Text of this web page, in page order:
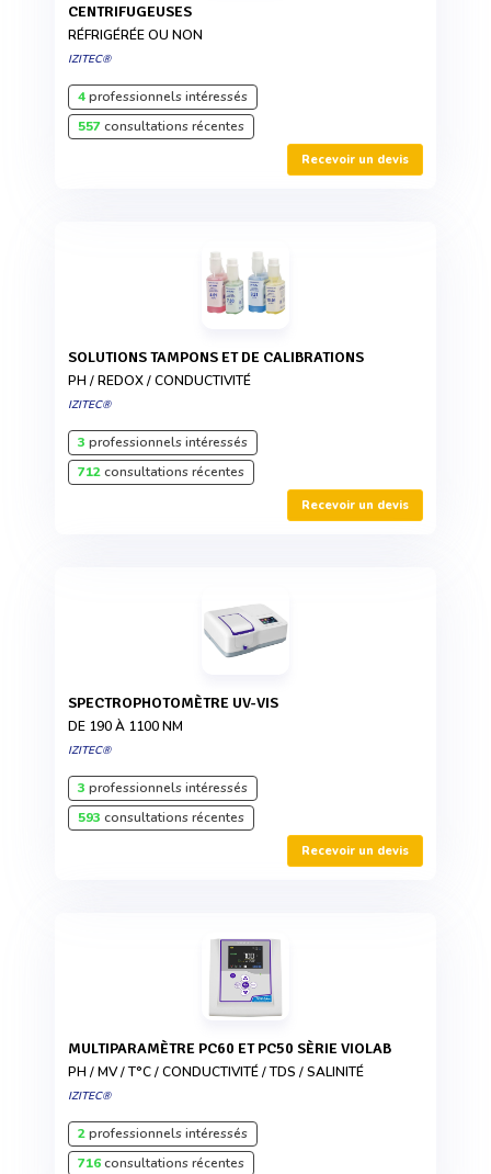
CENTRIFUGEUSES
RÉFRIGÉRÉE OU NON
IZITEC®
4professionnels intéressés
557consultations récentes
Recevoir un devis
SOLUTIONS TAMPONS ET DE CALIBRATIONS
PH / REDOX / CONDUCTIVITÉ
IZITEC®
3 professionnels intéressés
712consultations récentes
Recevoir un devis
SPECTROPHOTOMÈTRE UV-VIS
DE 190 À 1100 NM
IZITEC®
3 professionnels intéressés
593 consultations récentes
Recevoir un devis
MULTIPARAMÈTRE PC60 ET PC50 SÈRIE VIOLAB
PH / MV / T°C / CONDUCTIVITÉ / TDS / SALINITÉ
IZITEC®
2professionnels intéressés
716consultations récentes